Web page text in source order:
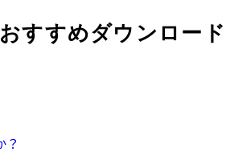
おすすめダウンロー